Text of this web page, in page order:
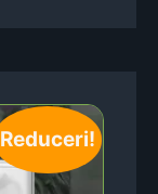
Reduceri!